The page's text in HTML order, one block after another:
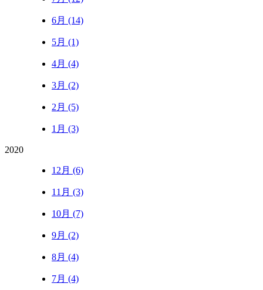
6月 (14)
5月 (1)
4月 (4)
3月 (2)
2月 (5)
1月 (3)
2020
12月 (6)
11月 (3)
10月 (7)
9月 (2)
8月 (4)
7月 (4)